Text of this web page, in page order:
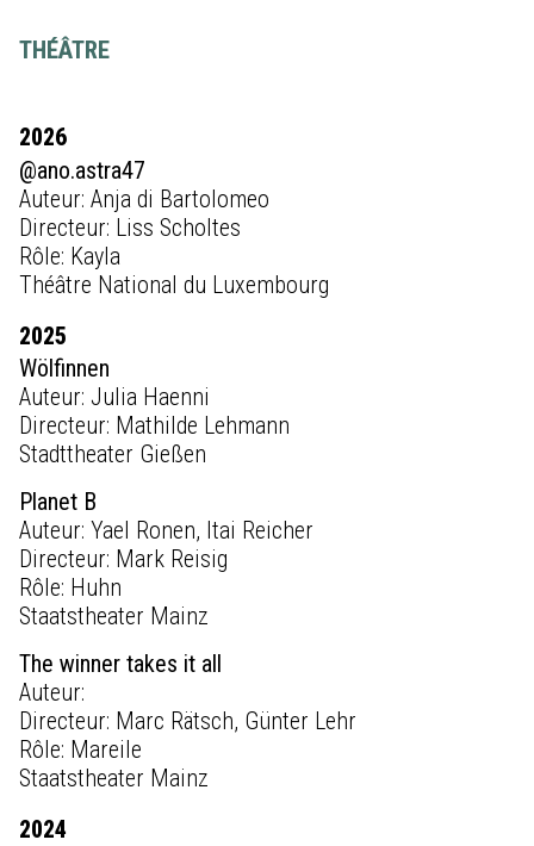
THÉÂTRE
2026
@ano.astra47
Auteur: Anja di Bartolomeo
Directeur: Liss Scholtes
Rôle: Kayla
Théâtre National du Luxembourg
2025
Wölfinnen
Auteur: Julia Haenni
Directeur: Mathilde Lehmann
Stadttheater Gießen
Planet B
Auteur: Yael Ronen, Itai Reicher
Directeur: Mark Reisig
Rôle: Huhn
Staatstheater Mainz
The winner takes it all
Auteur:
Directeur: Marc Rätsch, Günter Lehr
Rôle: Mareile
Staatstheater Mainz
2024